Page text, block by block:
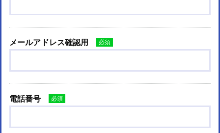
メールアドレス確認用 必須
電話番号 必須